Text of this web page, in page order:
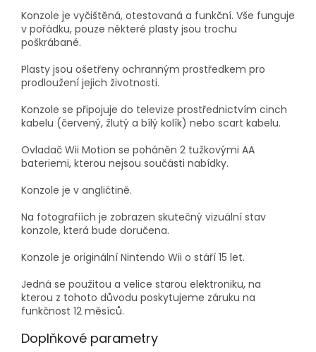
Konzole je vyčištěná, otestovaná a funkční. Vše funguje
v pořádku, pouze některé plasty jsou trochu
poškrábané.
Plasty jsou ošetřeny ochranným prostředkem pro
prodloužení jejich životnosti.
Konzole se připojuje do televize prostřednictvím cinch
kabelu (červený, žlutý a bílý kolík) nebo scart kabelu.
Ovladač Wii Motion se poháněn 2 tužkovými AA
bateriemi, kterou nejsou součásti nabídky.
Konzole je v angličtině.
Na fotografiích je zobrazen skutečný vizuální stav
konzole, která bude doručena.
Konzole je originální Nintendo Wii o stáří 15 let.
Jedná se použitou a velice starou elektroniku, na
kterou z tohoto důvodu poskytujeme záruku na
funkčnost 12 měsíců.
Doplňkové parametry